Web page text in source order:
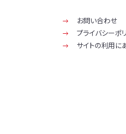
お問い合わせ
プライバシーポ
サイトの利用に